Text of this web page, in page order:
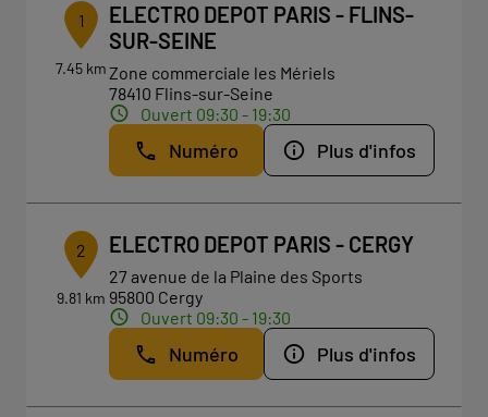
1
7.45 km
ELECTRO DEPOT PARIS - FLINS-
SUR-SEINE
Zone commerciale les Mériels
78410 Flins-sur-Seine
Ouvert 09:30 - 19:30
Numéro Plus d'infos
2
9.81 km
ELECTRO DEPOT PARIS - CERGY
27 avenue de la Plaine des Sports
95800 Cergy
Ouvert 09:30 - 19:30
Numéro Plus d'infos